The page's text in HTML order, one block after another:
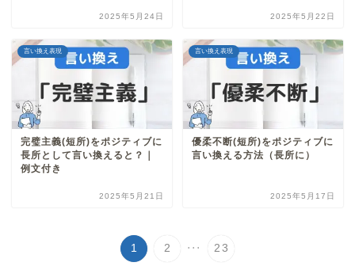
2025年5月24日 2025年5月22日
言い換え表現
完璧主義(短所)をポジティブに
長所として言い換えると？｜
例文付き
2025年5月21日
言い換え表現
優柔不断(短所)をポジティブに
言い換える方法（長所に）
2025年5月17日
1 2 ... 23